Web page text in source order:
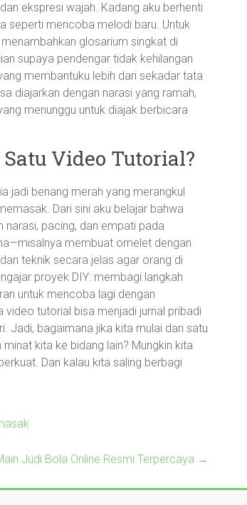
ekspresi wajah. Kadang aku berhenti
seperti mencoba melodi baru. Untuk
glosarium singkat di
supaya pendengar tidak kehilangan
membantuku lebih dari sekadar tata
diajarkan dengan narasi yang ramah,
menunggu untuk diajak berbicara
Video Tutorial?
jadi benang merah yang merangkul
Dari sini aku belajar bahwa
narasi, pacing, dan empati pada
membuat omelet dengan
teknik secara jelas agar orang di
proyek DIY: membagi langkah
untuk mencoba lagi dengan
tutorial bisa menjadi jurnal pribadi
Jadi, bagaimana jika kita mulai dari satu
kita ke bidang lain? Mungkin kita
Dan kalau kita saling berbagi
Judi Bola Online Resmi Terpercaya →